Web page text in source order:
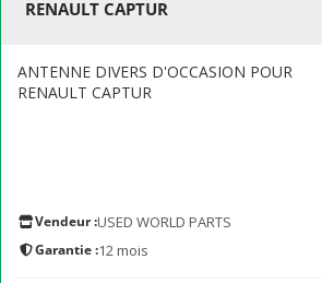
RENAULT CAPTUR
ANTENNE DIVERS D'OCCASION POUR
RENAULT CAPTUR
Vendeur :USED WORLD PARTS
Garantie :12 mois